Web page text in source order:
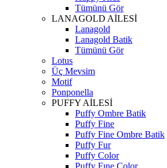
Tümünü Gör
LANAGOLD AİLESİ
Lanagold
Lanagold Batik
Tümünü Gör
Lotus
Üç Mevsim
Motif
Ponponella
PUFFY AİLESİ
Puffy Ombre Batik
Puffy Fine
Puffy Fine Ombre Batik
Puffy Fur
Puffy Color
Puffy Fıne Color